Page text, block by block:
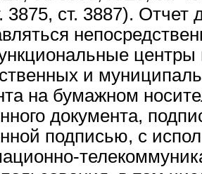
3875, ст. 3887). Отчет
центры
и
на бумажном
документа,
подписью, с